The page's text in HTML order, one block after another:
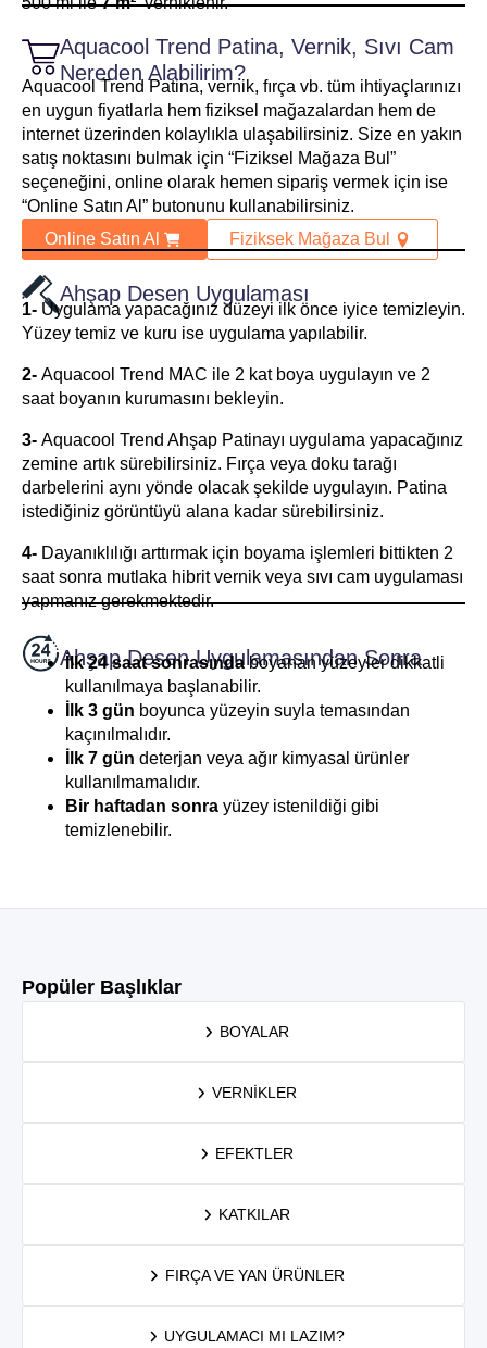
Aquacool Trend Patina, Vernik, Sıvı Cam
Nereden Alabilirim?
Aquacool Trend Patina, vernik, fırça vb. tüm ihtiyaçlarınızı
en uygun fiyatlarla hem fiziksel mağazalardan hem de
internet üzerinden kolaylıkla ulaşabilirsiniz. Size en yakın
satış noktasını bulmak için “Fiziksel Mağaza Bul”
seçeneğini, online olarak hemen sipariş vermek için ise
“Online Satın Al” butonunu kullanabilirsiniz.
Online Satın Al
Fiziksek Mağaza Bul
Ahşap Desen Uygulaması
1- Uygulama yapacağınız düzeyi ilk önce iyice temizleyin.
Yüzey temiz ve kuru ise uygulama yapılabilir.
2- Aquacool Trend MAC ile 2 kat boya uygulayın ve 2
saat boyanın kurumasını bekleyin.
3- Aquacool Trend Ahşap Patinayı uygulama yapacağınız
zemine artık sürebilirsiniz. Fırça veya doku tarağı
darbelerini aynı yönde olacak şekilde uygulayın. Patina
istediğiniz görüntüyü alana kadar sürebilirsiniz.
4- Dayanıklılığı arttırmak için boyama işlemleri bittikten 2
saat sonra mutlaka hibrit vernik veya sıvı cam uygulaması
yapmanız gerekmektedir.
Ahşap Desen Uygulamasından Sonra
İlk 24 saat sonrasındaboyanan yüzeyler dikkatli
kullanılmaya başlanabilir.
İlk 3 gün boyunca yüzeyin suyla temasından
kaçınılmalıdır.
İlk 7 gün deterjan veya ağır kimyasal ürünler
kullanılmamalıdır.
Bir haftadan sonra yüzey istenildiği gibi
temizlenebilir.
Popüler Başlıklar
BOYALAR
VERNIKLER
EFEKTLER
KATKILAR
FIRÇA VE YAN ÜRÜNLER
UYGULAMACI MI LAZIM?